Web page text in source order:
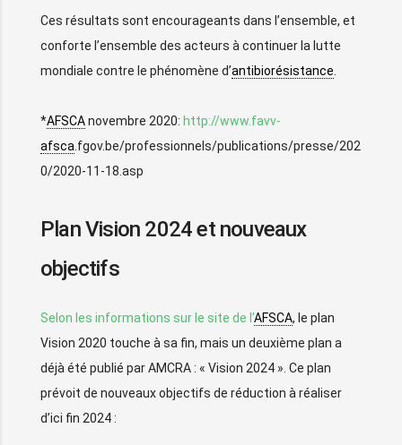
Ces résultats sont encourageants dans l’ensemble, et
conforte l’ensemble des acteurs à continuer la lutte
mondiale contre le phénomène d’antibiorésistance
*AFSCAnovembre 2020: http://www.favv-
afsca .fgov.be/professionnels/publications/presse/202
0/2020-11-18.asp
Plan Vision 2024 et nouveaux
objectifs
Selon les informations sur le site de l’AFSCA, le plan
Vision 2020 touche à sa fin, mais un deuxième plan a
déjà été publié par AMCRA : « Vision 2024 ». Ce plan
prévoit de nouveaux objectifs de réduction à réaliser
d’ici fin 2024 :